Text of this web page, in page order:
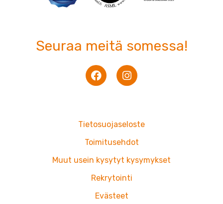
Seuraa meitä somessa!
F
a
o
k
I
n
g
a
Tietosuojaseloste
Toimitusehdot
Muut usein kysytyt kysymykset
Rekrytointi
Evästeet